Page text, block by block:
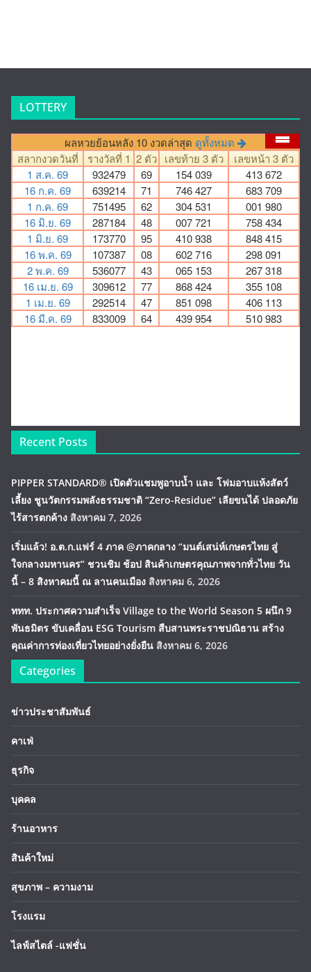
LOTTERY
Recent Posts
PIPPER STANDARD® เปิดตัวแชมพูอาบน้ำ และ โฟมอาบแห้งสัตว์
เลี้ยง ชูนวัตกรรมพลังธรรมชาติ “Zero-Residue” เลียขนได้ ปลอดภัย
ไร้สารตกค้าง สิงหาคม 7, 2026
เริ่มแล้ว! อ.ต.ก.แฟร์ 4 ภาค @ภาคกลาง “มนต์เสน่ห์เกษตรไทย สู่
ใจกลางมหานคร” ชวนชิม ช้อป สินค้าเกษตรคุณภาพจากทั่วไทย วัน
นี้ – 8 สิงหาคมนี้ ณ ลานคนเมือง สิงหาคม 6, 2026
ททท. ประกาศความสำเร็จ Village to the World Season 5 ผนึก 9
พันธมิตร ขับเคลื่อน ESG Tourism สืบสานพระราชปณิธาน สร้าง
คุณค่าการท่องเที่ยวไทยอย่างยั่งยืน สิงหาคม 6, 2026
Categories
ข่าวประชาสัมพันธ์
คาเฟ่
ธุรกิจ
บุคคล
ร้านอาหาร
สินค้าใหม่
สุขภาพ – ความงาม
โรงแรม
ไลฟ์สไตล์ -แฟชั่น